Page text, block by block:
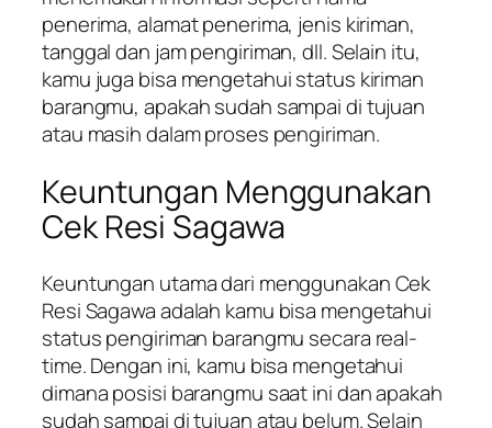
penerima, alamat penerima, jenis kiriman,
tanggal dan jam pengiriman, dll. Selain itu,
kamu juga bisa mengetahui status kiriman
barangmu, apakah sudah sampai di tujuan
atau masih dalam proses pengiriman.
Keuntungan Menggunakan
Cek Resi Sagawa
Keuntungan utama dari menggunakan Cek
Resi Sagawa adalah kamu bisa mengetahui
status pengiriman barangmu secara real-
time. Dengan ini, kamu bisa mengetahui
dimana posisi barangmu saat ini dan apakah
sudah sampai di tujuan atau belum. Selain